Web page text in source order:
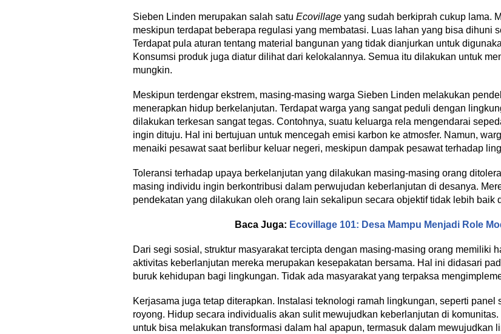
Sieben Linden merupakan salah satu Ecovillage yang sudah berkiprah cukup lama.
meskipun terdapat beberapa regulasi yang membatasi. Luas lahan yang bisa dihuni
Terdapat pula aturan tentang material bangunan yang tidak dianjurkan untuk
Konsumsi produk juga diatur dilihat dari kelokalannya. Semua itu dilakukan untuk
mungkin.
Meskipun terdengar ekstrem, masing-masing warga Sieben Linden melakukan
menerapkan hidup berkelanjutan. Terdapat warga yang sangat peduli dengan
dilakukan terkesan sangat tegas. Contohnya, suatu keluarga rela mengendarai
ingin dituju. Hal ini bertujuan untuk mencegah emisi karbon ke atmosfer. Namun,
menaiki pesawat saat berlibur keluar negeri, meskipun dampak pesawat terhadap
Toleransi terhadap upaya berkelanjutan yang dilakukan masing-masing orang
masing individu ingin berkontribusi dalam perwujudan keberlanjutan di desanya.
pendekatan yang dilakukan oleh orang lain sekalipun secara objektif tidak lebih baik
Baca Juga: Ecovillage 101: Desa Mampu Menjadi Role
Dari segi sosial, struktur masyarakat tercipta dengan masing-masing orang memiliki
aktivitas keberlanjutan mereka merupakan kesepakatan bersama. Hal ini didasari
buruk kehidupan bagi lingkungan. Tidak ada masyarakat yang terpaksa
Kerjasama juga tetap diterapkan. Instalasi teknologi ramah lingkungan, seperti panel
royong. Hidup secara individualis akan sulit mewujudkan keberlanjutan di
untuk bisa melakukan transformasi dalam hal apapun, termasuk dalam mewujudkan